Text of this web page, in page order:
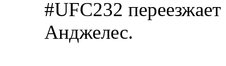
#UFC232
Анджелес.